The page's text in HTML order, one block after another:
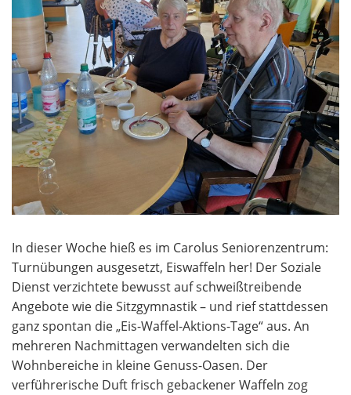
In dieser Woche hieß es im Carolus Seniorenzentrum:
Turnübungen ausgesetzt, Eiswaffeln her! Der Soziale
Dienst verzichtete bewusst auf schweißtreibende
Angebote wie die Sitzgymnastik – und rief stattdessen
ganz spontan die „Eis-Waffel-Aktions-Tage“ aus. An
mehreren Nachmittagen verwandelten sich die
Wohnbereiche in kleine Genuss-Oasen. Der
verführerische Duft frisch gebackener Waffeln zog